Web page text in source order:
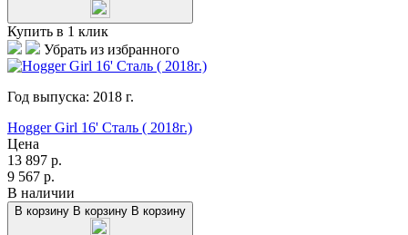
Купить в 1 клик
Убрать из избранного
Год выпуска: 2018 г.
Hogger Girl 16' Сталь ( 2018г.)
Цена
13 897 р.
9 567 р.
В наличии
В корзину В корзину В корзину